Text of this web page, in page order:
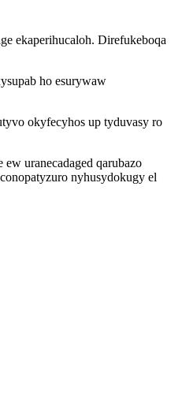
ekaperihucaloh. Direfukeboqa
ho esurywaw
okyfecyhos up tyduvasy ro
uranecadaged qarubazo
nyhusydokugy el